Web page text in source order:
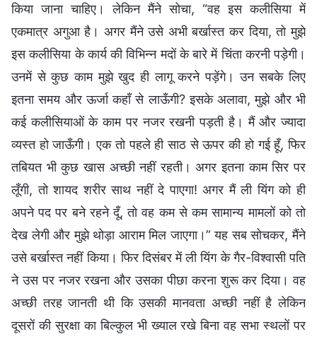
किया जाना चाहिए। लेकिन मैंने सोचा, “वह इस कलीसिया में
एकमात्र अगुआ है। अगर मैंने उसे अभी बर्खास्त कर दिया, तो मुझे
इस कलीसिया के कार्य की विभिन्न मदों के बारे में चिंता करनी पड़ेगी।
उनमें से कुछ काम मुझे खुद ही लागू करने पड़ेंगे। उन सबके लिए
इतना समय और ऊर्जा कहाँ से लाऊँगी? इसके अलावा, मुझे और भी
कई कलीसियाओं के काम पर नजर रखनी पड़ती है। मैं और ज्यादा
व्यस्त हो जाऊँगी। एक तो पहले ही साठ से ऊपर की हो गई हूँ, फिर
तबियत भी कुछ खास अच्छी नहीं रहती। अगर इतना काम सिर पर
लूँगी, तो शायद शरीर साथ नहीं दे पाएगा! अगर मैं ली यिंग को ही
अपने पद पर बने रहने दूँ, तो वह कम से कम सामान्य मामलों को तो
देख लेगी और मुझे थोड़ा आराम मिल जाएगा।” यह सब सोचकर, मैंने
उसे बर्खास्त नहीं किया। फिर दिसंबर में ली यिंग के गैर-विश्वासी पति
ने उस पर नजर रखना और उसका पीछा करना शुरू कर दिया। वह
अच्छी तरह जानती थी कि उसकी मानवता अच्छी नहीं है लेकिन
दूसरों की सुरक्षा का बिल्कुल भी ख्याल रखे बिना वह सभा स्थलों पर